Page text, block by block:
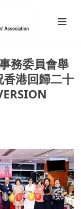
務委員會舉
港回歸二十